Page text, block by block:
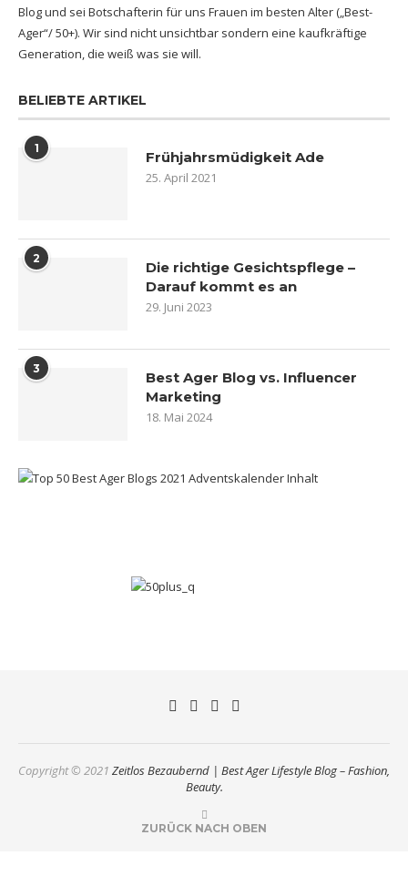
Blog und sei Botschafterin für uns Frauen im besten Alter („Best-
Ager“/ 50+). Wir sind nicht unsichtbar sondern eine kaufkräftige
Generation, die weiß was sie will.
BELIEBTE ARTIKEL
1 Frühjahrsmüdigkeit Ade
25. April 2021
2
Die richtige Gesichtspflege –
Darauf kommt es an
29. Juni 2023
3
Best Ager Blog vs. Influencer
Marketing
18. Mai 2024
Copyright © 2021 Zeitlos Bezaubernd | Best Ager Lifestyle Blog – Fashion,
Beauty.
ZURÜCK NACH OBEN